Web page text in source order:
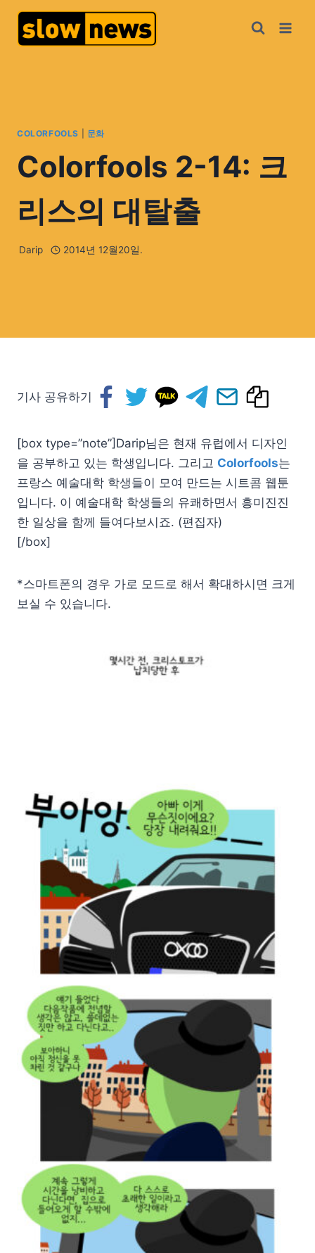
COLORFOOLS 문화
Colorfools 2-14: 크
리스의 대탈출
Darip 2014년 12월20일.
기사 공유하기
[box type=”note”]Darip님은 현재 유럽에서 디자인
을 공부하고 있는 학생입니다. 그리고 Colorfools는
프랑스 예술대학 학생들이 모여 만드는 시트콤 웹툰
입니다. 이 예술대학 학생들의 유쾌하면서 흥미진진
한 일상을 함께 들여다보시죠. (편집자)
[/box]
*스마트폰의 경우 가로 모드로 해서 확대하시면 크게
보실 수 있습니다.